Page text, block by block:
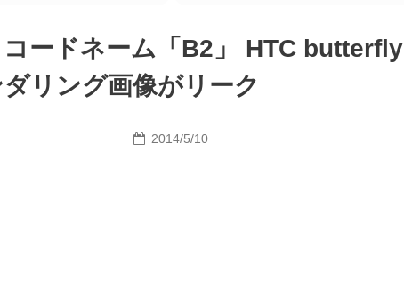
ードネーム「B2」 HTC butterfly
リング画像がリーク
2014/5/10